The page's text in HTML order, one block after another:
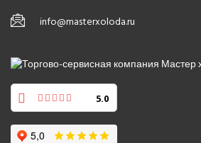
info@masterxoloda.ru
5.0